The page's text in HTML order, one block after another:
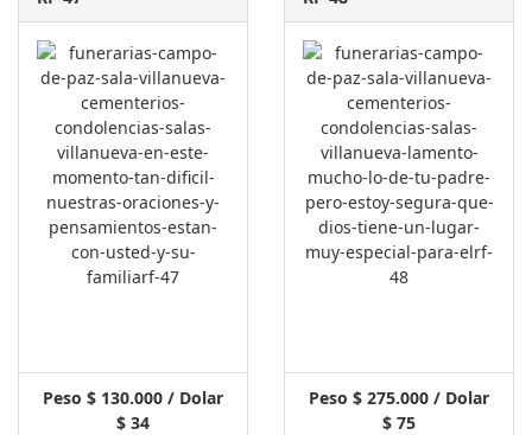
Peso $ 130.000 / Dolar
$ 34
Peso $ 275.000 / Dolar
$ 75